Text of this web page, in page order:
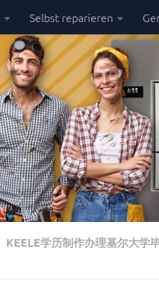
Selbst reparieren
学历制作办理基尔大学